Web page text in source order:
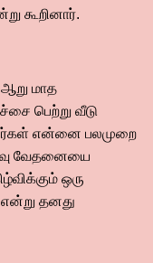
கூறினார்.
ஆறு மாத
பெற்று வீடு
என்னை பலமுறை
வேதனையை
ஒரு
தனது